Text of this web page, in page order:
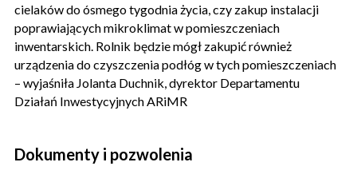
cielaków do ósmego tygodnia życia, czy zakup instalacji
poprawiających mikroklimat w pomieszczeniach
inwentarskich. Rolnik będzie mógł zakupić również
urządzenia do czyszczenia podłóg w tych pomieszczeniach
– wyjaśniła Jolanta Duchnik, dyrektor Departamentu
Działań Inwestycyjnych ARiMR
Dokumenty i pozwolenia